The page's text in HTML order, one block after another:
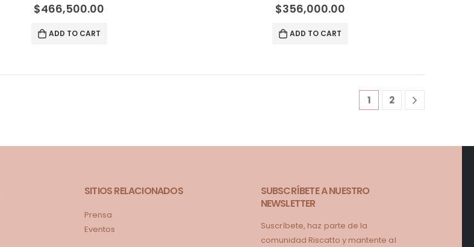
0out of 5
$466,500.00
ADD TO CART
0out of 5
$356,000.00
ADD TO CART
1 2
SITIOS RELACIONADOS
Prensa
Eventos
SUBSCRÍBETE A NUESTRO
NEWSLETTER
Suscríbete, haz parte de la
comunidad Riscatto y mantente al